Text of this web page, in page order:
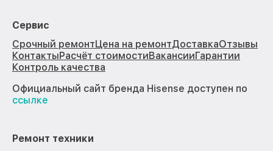
Сервис
Срочный ремонтЦена на ремонтДоставкаОтзывы
КонтактыРасчёт стоимостиВакансииГарантии
Контроль качества
Официальный сайт бренда Hisense доступен по
ссылке
Ремонт техники